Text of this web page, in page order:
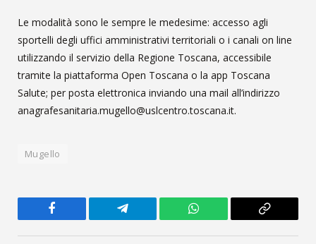
Le modalità sono le sempre le medesime: accesso agli
sportelli degli uffici amministrativi territoriali o i canali on line
utilizzando il servizio della Regione Toscana, accessibile
tramite la piattaforma Open Toscana o la app Toscana
Salute; per posta elettronica inviando una mail all’indirizzo
anagrafesanitaria.mugello@uslcentro.toscana.it.
Mugello
Facebook Telegram WhatsApp
Copy